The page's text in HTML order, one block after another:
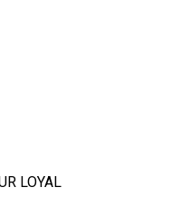
LOYAL